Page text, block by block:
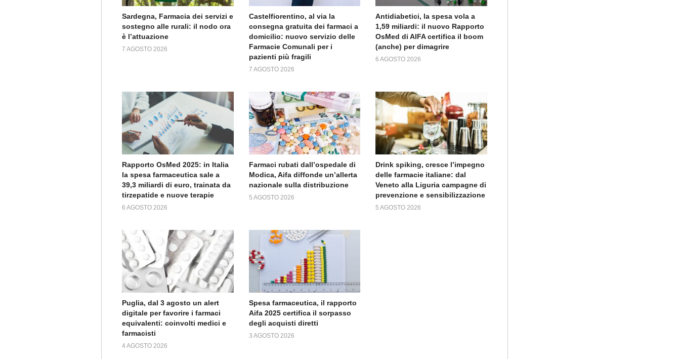
Sardegna, Farmacia dei servizi e
sostegno alle rurali: il nodo ora
è l’attuazione
7 AGOSTO 2026
Castelfiorentino, al via la
consegna gratuita dei farmaci a
domicilio: nuovo servizio delle
Farmacie Comunali per i
pazienti più fragili
7 AGOSTO 2026
Antidiabetici, la spesa vola a
1,59 miliardi: il nuovo Rapporto
OsMed di AIFA certifica il boom
(anche) per dimagrire
6 AGOSTO 2026
Rapporto OsMed 2025: in Italia
la spesa farmaceutica sale a
39,3 miliardi di euro, trainata da
tirzepatide e nuove terapie
6 AGOSTO 2026
Farmaci rubati dall’ospedale di
Modica, Aifa diffonde un’allerta
nazionale sulla distribuzione
5 AGOSTO 2026
Drink spiking, cresce l’impegno
delle farmacie italiane: dal
Veneto alla Liguria campagne di
prevenzione e sensibilizzazione
5 AGOSTO 2026
Puglia, dal 3 agosto un alert
digitale per favorire i farmaci
equivalenti: coinvolti medici e
farmacisti
4 AGOSTO 2026
Spesa farmaceutica, il rapporto
Aifa 2025 certifica il sorpasso
degli acquisti diretti
3 AGOSTO 2026